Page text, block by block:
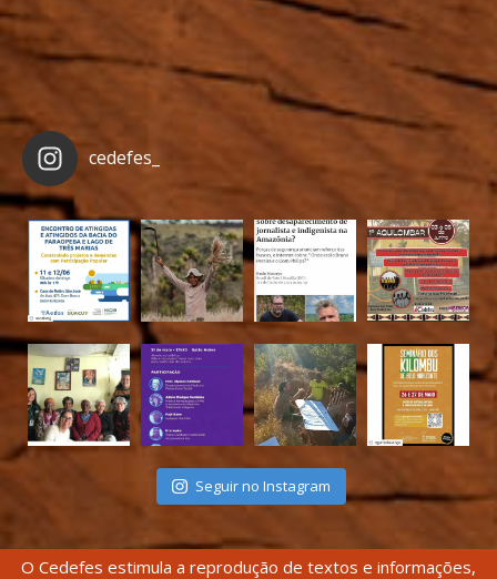
cedefes_
Seguir no Instagram
O Cedefes estimula a reprodução de textos e informações,